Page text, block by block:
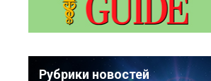
Рубрики новостей